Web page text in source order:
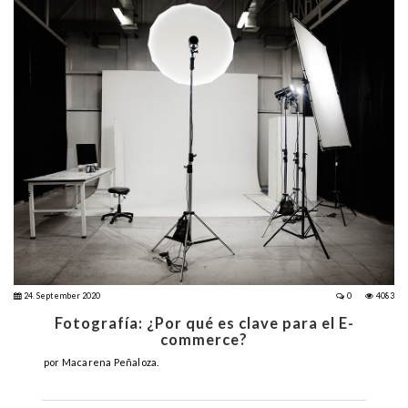
24. September 2020 4083
0
Fotografía: ¿Por qué es clave para el E-
commerce?
por Macarena Peñaloza.